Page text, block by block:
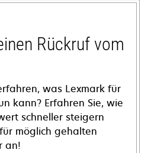
Rückruf vom
was Lexmark für
kann? Erfahren Sie, wie
schneller steigern
möglich gehalten
an!